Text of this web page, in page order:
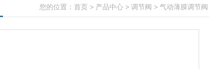
您的位置： 首页 > 产品中心 > 调节阀 > 气动薄膜调节阀